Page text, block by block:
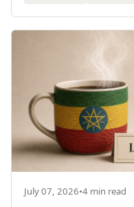
July 07, 2026•4 min read